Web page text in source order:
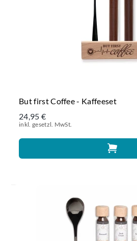
But first Coffee - Kaffeeset
24,95 €
inkl. gesetzl. MwSt.